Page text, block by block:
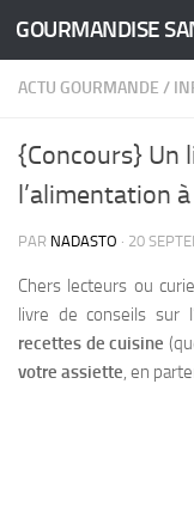
Skip to content
GOURMANDISE
ACTU GOURMANDE /
{Concours} Un
l’alimentation
PAR NADASTO · 20
Chers lecteurs ou
livre de conseils sur
recettes de cuisine
votre assiette, en